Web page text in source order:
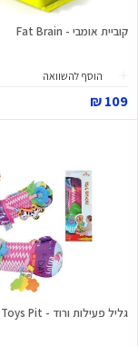
קוביית אומבי - Fat Brain
הוסף להשוואה
109 ₪
גליל פעילות ורוד - Pit Toys Pit ...